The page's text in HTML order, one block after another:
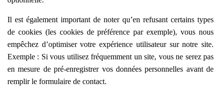
Il est également important de noter qu’en refusant certains types
de cookies (les cookies de préférence par exemple), vous nous
empêchez d’optimiser votre expérience utilisateur sur notre site.
Exemple : Si vous utilisez fréquemment un site, vous ne serez pas
en mesure de pré-enregistrer vos données personnelles avant de
remplir le formulaire de contact.